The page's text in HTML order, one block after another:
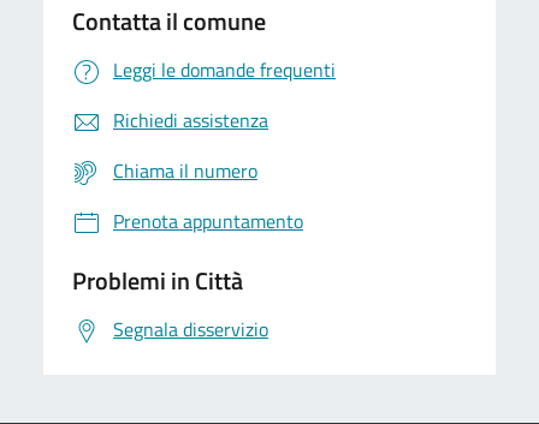
Contatta il comune
Leggi le domande frequenti
Richiedi assistenza
Chiama il numero
Prenota appuntamento
Problemi in Città
Segnala disservizio